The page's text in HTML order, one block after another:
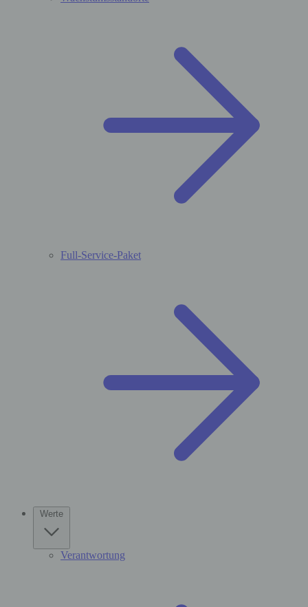
Full-Service-Paket
Werte
Verantwortung